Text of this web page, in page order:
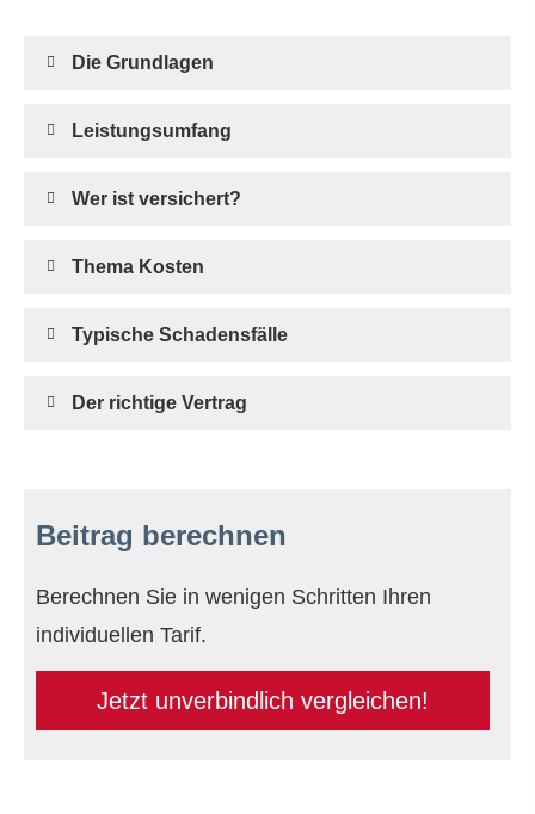
Die Grundlagen
Leistungsumfang
Wer ist versichert?
Thema Kosten
Typische Schadensfälle
Der richtige Vertrag
Beitrag berechnen
Berechnen Sie in wenigen Schritten Ihren
individuellen Tarif.
Jetzt unverbindlich ver­gleichen!